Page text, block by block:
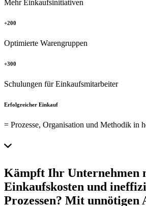
Mehr Einkaufsinitiativen
+200
Optimierte Warengruppen
+300
Schulungen für Einkaufsmitarbeiter
Erfolgreicher Einkauf
= Prozesse, Organisation und Methodik in
Kämpft Ihr Unternehmen
Einkaufskosten und
Prozessen? Mit unnötigen